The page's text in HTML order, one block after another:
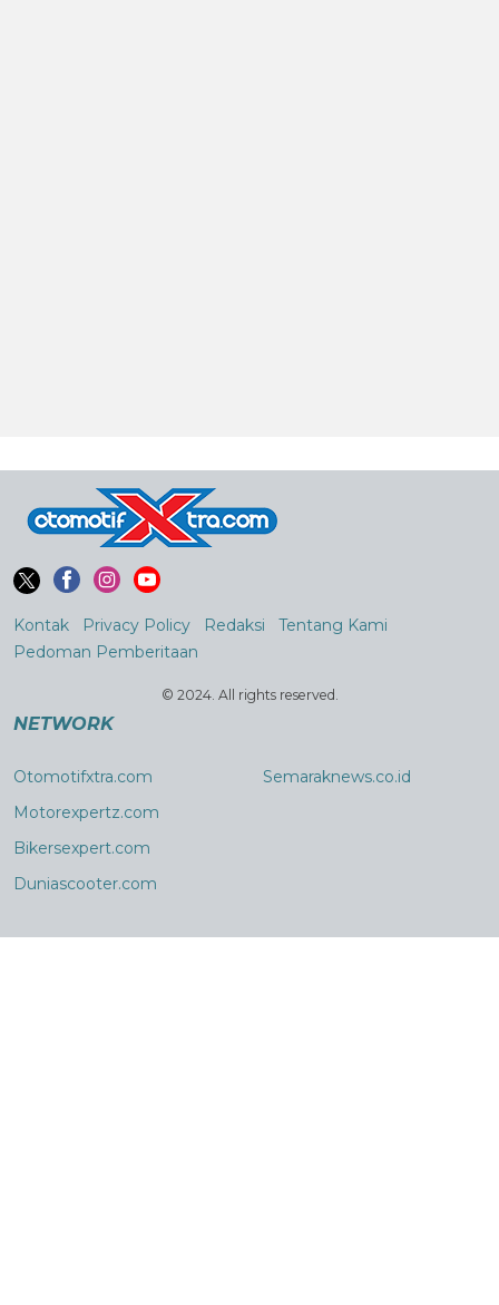
Kontak Privacy Policy Redaksi
Tentang Kami
Pedoman Pemberitaan
© 2024. All rights reserved.
NETWORK
Otomotifxtra.com
Motorexpertz.com
Bikersexpert.com
Duniascooter.com
Semaraknews.co.id